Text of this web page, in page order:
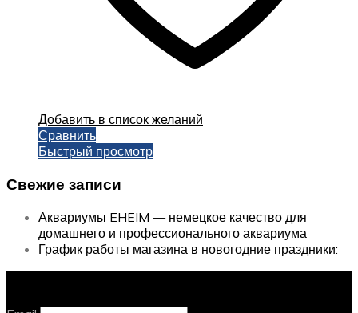
Добавить в список желаний
Сравнить
Быстрый просмотр
Свежие записи
Аквариумы EHEIM — немецкое качество для
домашнего и профессионального аквариума
График работы магазина в новогодние праздники: